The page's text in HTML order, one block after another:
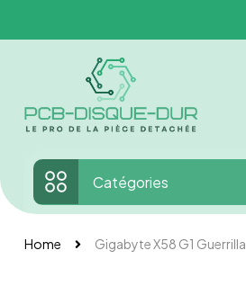
Catégories
Home Gigabyte X58 G1 Guerrilla